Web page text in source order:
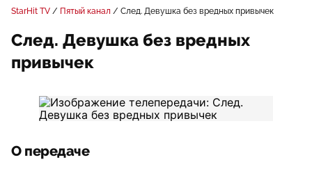
StarHit TV Пятый канал След. Девушка без вредных привычек
След. Девушка без вредных
привычек
О передаче